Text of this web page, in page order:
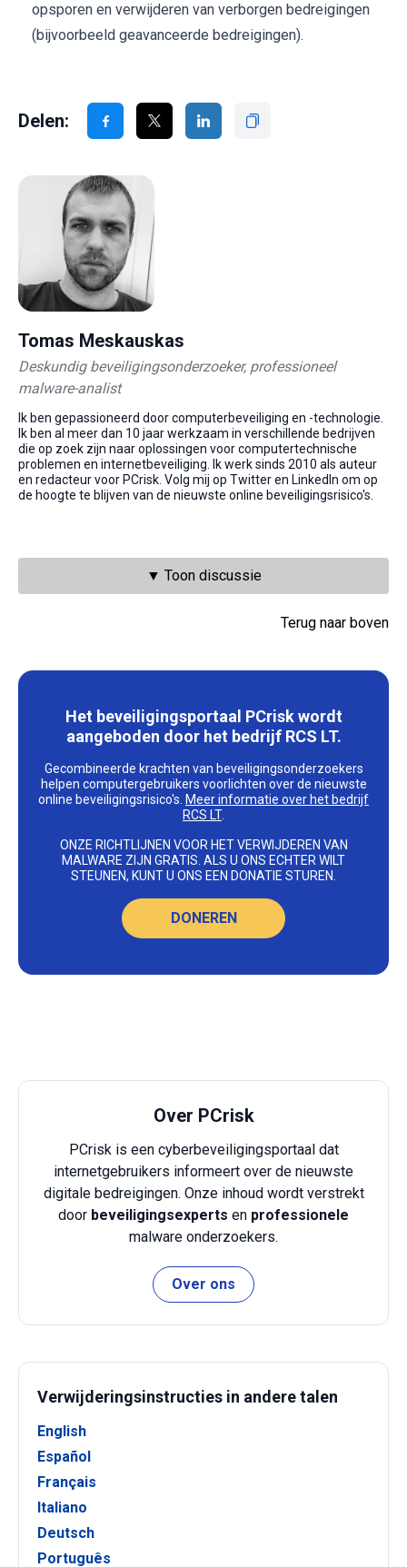
opsporen en verwijderen van verborgen bedreigingen
(bijvoorbeeld geavanceerde bedreigingen).
Delen:
Tomas Meskauskas
Deskundig beveiligingsonderzoeker, professioneel
malware-analist
Ik ben gepassioneerd door computerbeveiliging en -technologie.
Ik ben al meer dan 10 jaar werkzaam in verschillende bedrijven
die op zoek zijn naar oplossingen voor computertechnische
problemen en internetbeveiliging. Ik werk sinds 2010 als auteur
en redacteur voor PCrisk. Volg mij op Twitter en LinkedIn om op
de hoogte te blijven van de nieuwste online beveiligingsrisico's.
▼ Toon discussie
Terug naar boven
Het beveiligingsportaal PCrisk wordt
aangeboden door het bedrijf RCS LT.
Gecombineerde krachten van beveiligingsonderzoekers
helpen computergebruikers voorlichten over de nieuwste
online beveiligingsrisico's. Meer informatie over het bedrijf
RCS LT.
ONZE RICHTLIJNEN VOOR HET VERWIJDEREN VAN
MALWARE ZIJN GRATIS. ALS U ONS ECHTER WILT
STEUNEN, KUNT U ONS EEN DONATIE STUREN.
DONEREN
Over PCrisk
PCrisk is een cyberbeveiligingsportaal dat
internetgebruikers informeert over de nieuwste
digitale bedreigingen. Onze inhoud wordt verstrekt
door beveiligingsexperts en professionele
malware onderzoekers.
Over ons
Verwijderingsinstructies in andere talen
English
Español
Français
Italiano
Deutsch
Português